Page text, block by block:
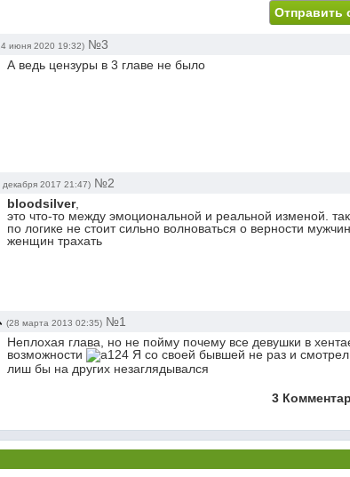
июня 2020 19:32) №3
А ведь цензуры в 3 главе не было
декабря 2017 21:47) №2
bloodsilver,
это что-то между эмоциональной и реальной изменой.
по логике не стоит сильно волноваться о верности
женщин трахать
(28 марта 2013 02:35) №1
Неплохая глава, но не пойму почему все девушки в
возможности
Я со своей бывшей не раз и
лиш бы на других незаглядывался
3